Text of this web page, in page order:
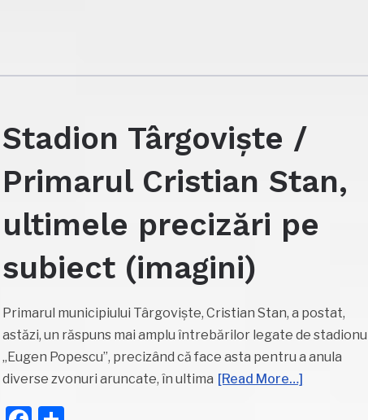
Stadion Târgoviște /
Primarul Cristian Stan,
ultimele precizări pe
subiect (imagini)
Primarul municipiului Târgoviște, Cristian Stan, a postat,
astăzi, un răspuns mai amplu întrebărilor legate de
„Eugen Popescu”, precizând că face asta pentru a anula
diverse zvonuri aruncate, în ultima [Read More…]